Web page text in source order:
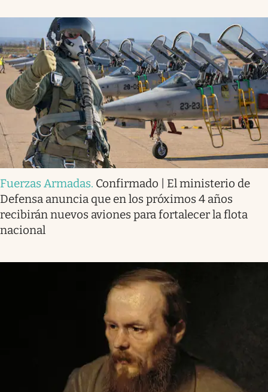
Fuerzas Armadas. Confirmado | El ministerio de
Defensa anuncia que en los próximos 4 años
recibirán nuevos aviones para fortalecer la flota
nacional